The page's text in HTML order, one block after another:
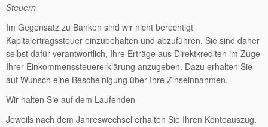
Steuern
Im Gegensatz zu Banken sind wir nicht berechtigt
Kapitalertragssteuer einzubehalten und abzuführen. Sie sind daher
selbst dafür verantwortlich, Ihre Erträge aus Direktkrediten im Zuge
Ihrer Einkommenssteuererklärung anzugeben. Dazu erhalten Sie
auf Wunsch eine Bescheinigung über Ihre Zinseinnahmen.
Wir halten Sie auf dem Laufenden
Jeweils nach dem Jahreswechsel erhalten Sie Ihren Kontoauszug.